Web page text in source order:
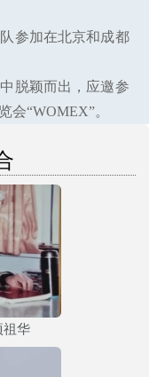
参加在北京和成都
脱颖而出，应邀参
会“WOMEX”。
祖华